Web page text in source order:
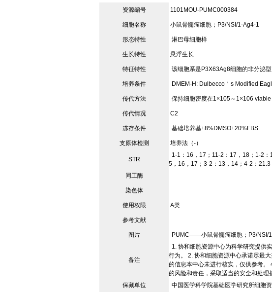
资源编号 1101MOU-PUMC000384
细胞名称 小鼠骨髓瘤细胞；P3/NSI/1-Ag4-1
形态特性 淋巴母细胞样
生长特性 悬浮生长
特征特性 该细胞系是P3X63Ag8细胞的非分泌
培养条件 DMEM-H: Dulbecco＇s Modified
传代方法 保持细胞密度在1×105～1×106
传代情况 C2
冻存条件 基础培养基+8%DMSO+20%FBS
支原体检测 培养法（-）
STR
1-1：16，17；11-2：17，18；1-2
5，16，17；3-2：13，14；4-2：
同工酶
染色体
使用权限 A类
参考文献
图片 PUMC——小鼠骨髓瘤细胞；P3/NSI/
备注
1. 协和细胞资源中心为科学研究提供
行为。 2. 协和细胞资源中心承诺尽最
的信息本中心未进行核实，仅供参考
的风险和责任，采取适当的安全和处理
保藏单位
中国医学科学院基础医学研究所细胞